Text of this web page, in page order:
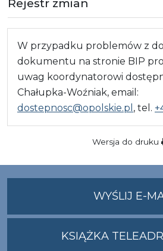
W przypadku problemów z
dokumentu na stronie BIP
uwag koordynatorowi
Chałupka-Woźniak, email:
dostepnosc@opolskie.pl , tel.
Wersja do druku
WYŚLIJ E-
KSIĄŻKA